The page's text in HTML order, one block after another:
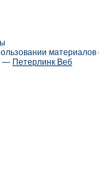
— Петерлинк Веб